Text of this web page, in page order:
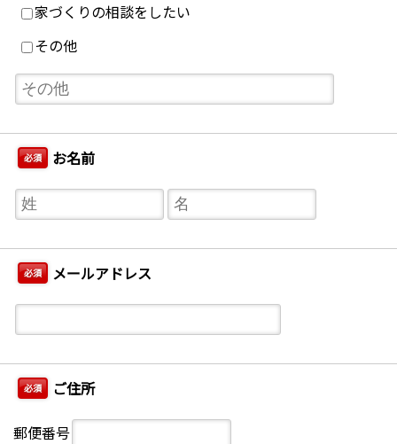
家づくりの相談をしたい
その他
必須 お名前
必須 メールアドレス
必須 ご住所
郵便番号